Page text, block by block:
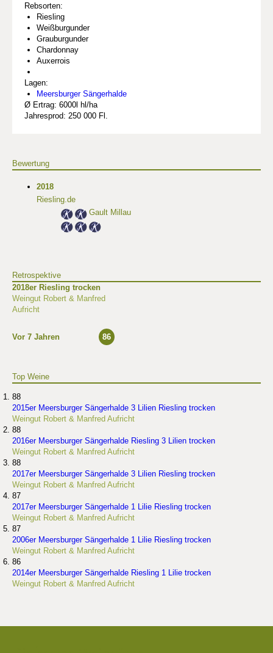
Rebsorten:
Riesling
Weißburgunder
Grauburgunder
Chardonnay
Auxerrois
Lagen:
Meersburger Sängerhalde
Ø Ertrag: 6000l hl/ha
Jahresprod: 250 000 Fl.
Bewertung
2018
Riesling.de
Gault Millau
Retrospektive
2018er Riesling trocken
Weingut Robert & Manfred
Aufricht
Vor 7 Jahren 86
Top Weine
88
2015er Meersburger Sängerhalde 3 Lilien Riesling trocken
Weingut Robert & Manfred Aufricht
88
2016er Meersburger Sängerhalde Riesling 3 Lilien trocken
Weingut Robert & Manfred Aufricht
88
2017er Meersburger Sängerhalde 3 Lilien Riesling trocken
Weingut Robert & Manfred Aufricht
87
2017er Meersburger Sängerhalde 1 Lilie Riesling trocken
Weingut Robert & Manfred Aufricht
87
2006er Meersburger Sängerhalde 1 Lilie Riesling trocken
Weingut Robert & Manfred Aufricht
86
2014er Meersburger Sängerhalde Riesling 1 Lilie trocken
Weingut Robert & Manfred Aufricht